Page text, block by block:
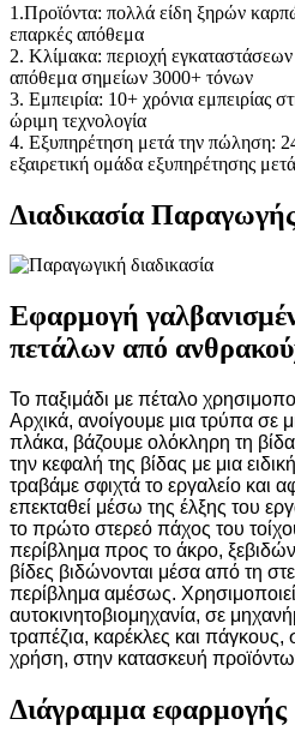
1.Προϊόντα: πολλά είδη ξηρών
επαρκές απόθεμα
2. Κλίμακα: περιοχή
απόθεμα σημείων 3000+ τόνων
3. Εμπειρία: 10+ χρόνια εμπειρίας
ώριμη τεχνολογία
4. Εξυπηρέτηση μετά την πώληση:
εξαιρετική ομάδα εξυπηρέτησης
Διαδικασία
Εφαρμογή
πετάλων από
Το παξιμάδι με πέταλο
Αρχικά, ανοίγουμε μια τρύπα σε
πλάκα, βάζουμε ολόκληρη τη
την κεφαλή της βίδας με μια
τραβάμε σφιχτά το εργαλείο και
επεκταθεί μέσω της έλξης του
το πρώτο στερεό πάχος του
περίβλημα προς το άκρο,
βίδες βιδώνονται μέσα από τη
περίβλημα αμέσως.
αυτοκινητοβιομηχανία, σε
τραπέζια, καρέκλες και πάγκους,
χρήση, στην κατασκευή
Διάγραμμα εφαρμογής